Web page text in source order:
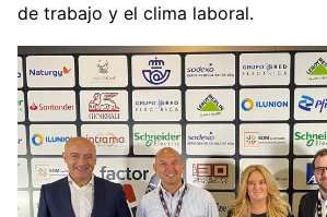
de trabajo y el clima laboral.